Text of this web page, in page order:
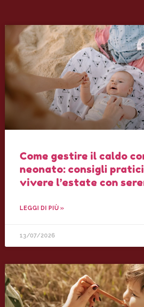
Come gestire il caldo
neonato: consigli
vivere l’estate con
LEGGI DI PIÙ »
13/07/2026